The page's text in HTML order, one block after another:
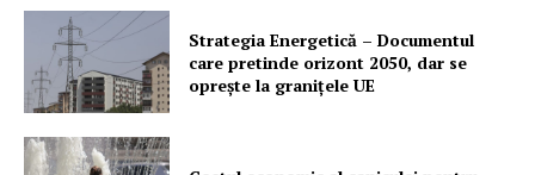
Un proiect
FREEDOM HOUSE ROMÂNIA
Strategia Energetică – Documentul
care pretinde orizont 2050, dar se
oprește la granițele UE